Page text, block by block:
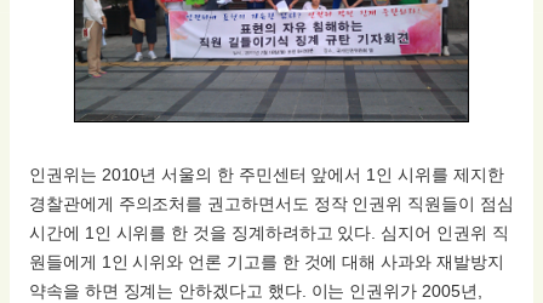
인권위는 2010년 서울의 한 주민센터 앞에서 1인 시위를 제지한
경찰관에게 주의조처를 권고하면서도 정작 인권위 직원들이 점심
시간에 1인 시위를 한 것을 징계하려하고 있다. 심지어 인권위 직
원들에게 1인 시위와 언론 기고를 한 것에 대해 사과와 재발방지
약속을 하면 징계는 안하겠다고 했다. 이는 인권위가 2005년,